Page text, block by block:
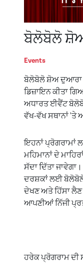
ਬੋਲੋਬੋਲੋ
Events
ਬੋਲੋਬੋਲੋ ਸ਼ੋਅ
ਡਿਜ਼ਾਇਨ ਕੀਤਾ
ਅਧਾਰਤ ਈਵੈਂਟ
ਵੱਖ-ਵੱਖ ਸਥਾਨਾਂ 'ਤੇ
ਇਹਨਾਂ ਪ੍ਰੋਗਰਾਮਾਂ
ਮਹਿਮਾਨਾਂ ਦੇ
ਸੱਦਾ ਦਿੱਤਾ
ਦਰਸ਼ਕਾਂ ਲਈ
ਦੇਖਣ ਅਤੇ ਹਿੱਸਾ
ਆਪਣੀਆਂ ਨਿੱਜੀ
ਹਰੇਕ ਪ੍ਰੋਗਰਾਮ ਦੀ